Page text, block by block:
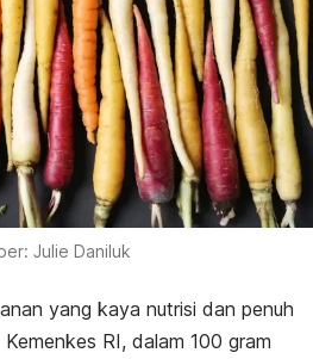
Julie Daniluk
yang kaya nutrisi dan penuh
RI, dalam 100 gram